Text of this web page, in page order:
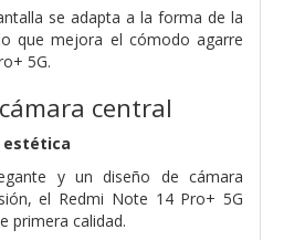
se adapta a la forma de la
que mejora el cómodo agarre
5G.
central
estética
y un diseño de cámara
el Redmi Note 14 Pro+ 5G
primera calidad.